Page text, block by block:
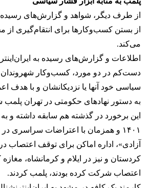
از طرف دیگر، شواهد و گزارش‌های
از بستن کسب‌وکارها برای انتقام‌گیری از
می‌کند.
اطلاعات و گزارش‌های رسیده به
دست‌کم در دو مورد، کسب‌وکار شهروندان
سیاسی خود آنها یا نزدیکانشان و با هدف
به دستور نهادهای حکومتی در تهران پلمب
این برخورد در گذشته هم سابقه داشته و به
۱۴۰۱ و همزمان با اعتراضات سراسری
آزادی»، اداره اماکن برای توقف
کردستان و نیز در ایلام و کرمانشاه،
اعتصاب شرکت کرده بودند، پلمب کردند.